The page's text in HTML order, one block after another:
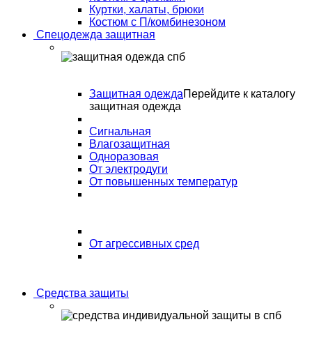
Куртки, халаты, брюки
Костюм с П/комбинезоном
Спецодежда защитная
Защитная одеждаПерейдите к каталогу
защитная одежда
Сигнальная
Влагозащитная
Одноразовая
От электродуги
От повышенных температур
От агрессивных сред
Средства защиты